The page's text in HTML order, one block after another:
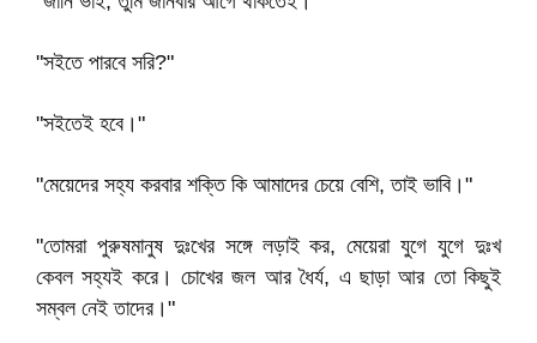
"সইতে পারবে সরি?"
"সইতেই হবে।"
"মেয়েদের সহ্য করবার শক্তি কি আমাদের চেয়ে বেশি, তাই ভাবি।"
"তোমরা পুরুষমানুষ দুঃখের সঙ্গে লড়াই কর, মেয়েরা যুগে যুগে দুঃখ
কেবল সহ্যই করে। চোখের জল আর ধৈর্য, এ ছাড়া আর তো কিছুই
সম্বল নেই তাদের।"